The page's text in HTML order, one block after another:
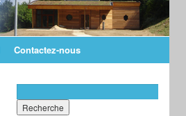
Contactez-nous